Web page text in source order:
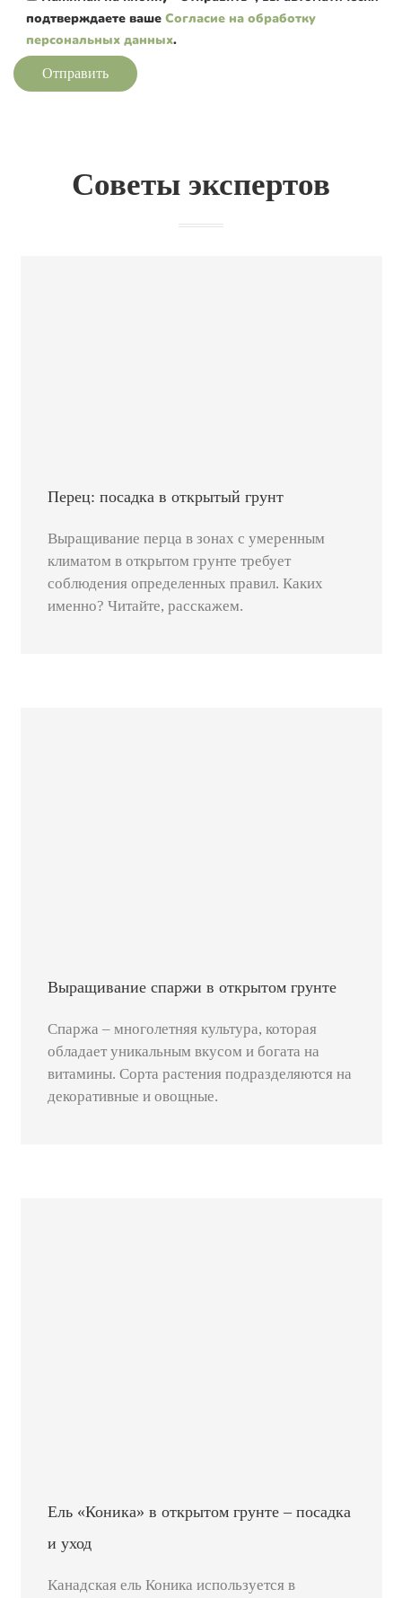
подтверждаете ваше Согласие на обработку
персональных данных.
Отправить
Советы экспертов
Перец: посадка в открытый грунт
Выращивание перца в зонах с умеренным
климатом в открытом грунте требует
соблюдения определенных правил. Каких
именно? Читайте, расскажем.
Выращивание спаржи в открытом грунте
Спаржа – многолетняя культура, которая
обладает уникальным вкусом и богата на
витамины. Сорта растения подразделяются на
декоративные и овощные.
Ель «Коника» в открытом грунте – посадка
и уход
Канадская ель Коника используется в